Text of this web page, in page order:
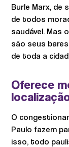
Burle Marx, de
de todos
saudável. Mas
são seus
de toda a
Oferece
O
Paulo fazem
isso, todo